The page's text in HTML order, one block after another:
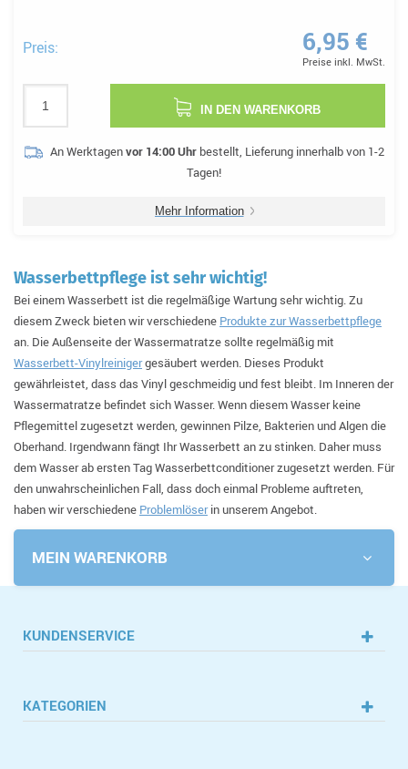
Preis: 6,95 €
Preise inkl. MwSt.
IN DEN WARENKORB
An Werktagenvor 14:00 Uhrbestellt, Lieferung innerhalb von 1-2
Tagen!
Mehr Information
Wasserbettpflege ist sehr wichtig!
Bei einem Wasserbett ist die regelmäßige Wartung sehr wichtig. Zu
diesem Zweck bieten wir verschiedene Produkte zur Wasserbettpflege
an. Die Außenseite der Wassermatratze sollte regelmäßig mit
Wasserbett-Vinylreinigergesäubert werden. Dieses Produkt
gewährleistet, dass das Vinyl geschmeidig und fest bleibt. Im Inneren der
Wassermatratze befindet sich Wasser. Wenn diesem Wasser keine
Pflegemittel zugesetzt werden, gewinnen Pilze, Bakterien und Algen die
Oberhand. Irgendwann fängt Ihr Wasserbett an zu stinken. Daher muss
dem Wasser ab ersten Tag Wasserbettconditioner zugesetzt werden. Für
den unwahrscheinlichen Fall, dass doch einmal Probleme auftreten,
haben wir verschiedene Problemlöserin unserem Angebot.
MEIN WARENKORB
KUNDENSERVICE
KATEGORIEN